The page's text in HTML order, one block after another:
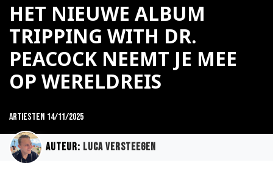
HET NIEUWE ALBUM
TRIPPING WITH DR.
PEACOCK NEEMT JE MEE
OP WERELDREIS
Artiesten 14/11/2025
Auteur: Luca Versteegen